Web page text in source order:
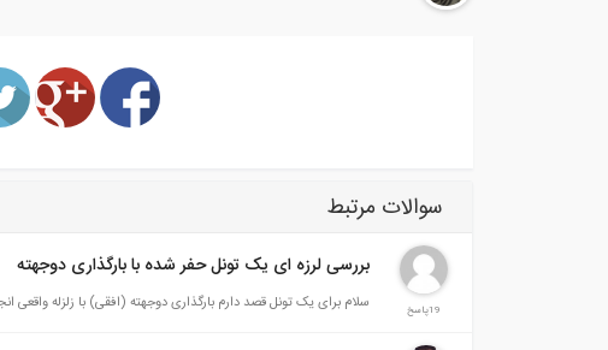
سوالات مرتبط
19پاسخ
بررسی لرزه ای یک تونل حفر شده با بارگذاری دوجهته
سلام برای یک تونل قصد دارم بارگذاری دوجهته (افقی) با زلزله واقعی